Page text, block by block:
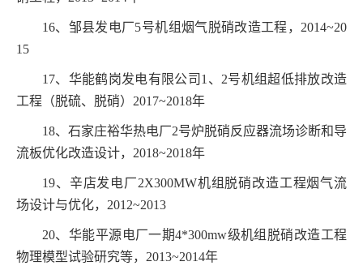
16、邹县发电厂5号机组烟气脱硝改造工程， 2014~20
15
17、华能鹤岗发电有限公司 1 、 2号机组超低排放改造
工程（脱硫、脱硝） 2017~2018年
18、石家庄裕华热电厂2号炉脱硝反应器流场诊断和导
流板优化改造设计， 2018~2018年
19、辛店发电厂2X300MW机组脱硝改造工程烟气流
场设计与优化， 2012~2013
20、华能平源电厂一期4*300mw级机组脱硝改造工程
物理模型试验研究等， 2013~2014年